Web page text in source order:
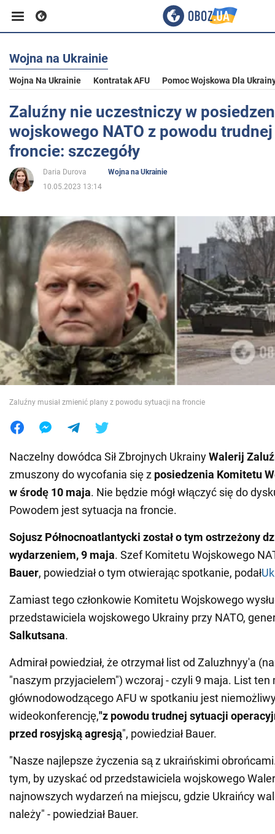
Biznes
Sport
Rozrywka
Życie
Polityka
Społeczeństwo
Wojna na Ukrainie
Świat
Jedzenie
Wojna na Ukrainie
Wojna Na Ukrainie Kontratak AFU Pomoc Wojskowa Dla
Zaluźny nie uczestniczy w
wojskowego NATO z powodu
froncie: szczegóły
Daria Durova
Wojna na Ukrainie
10.05.2023 13:14
Zaluźny musiał zmienić plany z powodu sytuacji na froncie
Naczelny dowódca Sił Zbrojnych UkrainyWalerij
zmuszony do wycofania się z posiedzenia Komitetu
w środę 10 maja. Nie będzie mógł włączyć się do
Powodem jest sytuacja na froncie.
Sojusz Północnoatlantycki został o tym ostrzeżony
wydarzeniem, 9 maja. Szef Komitetu Wojskowego
Bauer, powiedział o tym otwierając spotkanie, podał
Zamiast tego członkowie Komitetu Wojskowego
przedstawiciela wojskowego Ukrainy przy NATO,
Salkutsana.
Admirał powiedział, że otrzymał list od Zaluzhnyy'a
"naszym przyjacielem") wczoraj - czyli 9 maja. List ten
głównodowodzącego AFU w spotkaniu jest
wideokonferencję,"z powodu trudnej sytuacji
przed rosyjską agresją", powiedział Bauer.
"Nasze najlepsze życzenia są z ukraińskimi
tym, by uzyskać od przedstawiciela wojskowego
najnowszych wydarzeń na miejscu, gdzie Ukraińcy
należy" - powiedział Bauer.